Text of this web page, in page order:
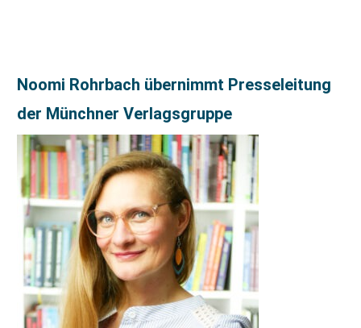
Noomi Rohrbach übernimmt Presseleitung
der Münchner Verlagsgruppe